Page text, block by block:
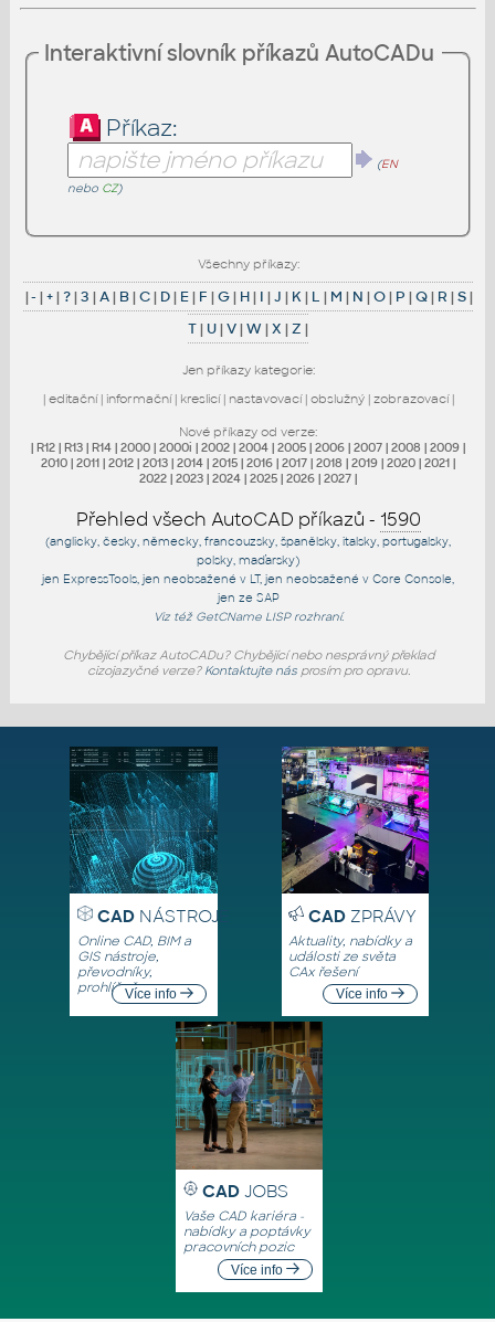
Interaktivní slovník příkazů AutoCADu
Příkaz:
(EN
nebo CZ)
Všechny příkazy:
|- |+|?|3 |A| B|C| D| E| F |G| H| I |J | K| L | M | N |O| P |Q| R |S|
T| U|V|W|X |Z |
Jen příkazy kategorie:
| editační| informační| kreslicí| nastavovací| obslužný| zobrazovací|
Nové příkazy od verze:
| R12 | R13 | R14 | 2000 | 2000i | 2002 | 2004 | 2005 | 2006 | 2007 | 2008 | 2009 |
2010 | 2011 | 2012 | 2013 | 2014 | 2015 | 2016 | 2017 | 2018 | 2019 | 2020 | 2021 |
2022 | 2023 | 2024 | 2025 | 2026 | 2027 |
Přehled všech AutoCAD příkazů - 1590
(anglicky, česky, německy, francouzsky, španělsky, italsky, portugalsky,
polsky, maďarsky)
jen ExpressTools , jen neobsažené v LT, jen neobsažené v Core Console
jen ze SAP
Viz též GetCNameLISP rozhraní.
Chybějící příkaz AutoCADu? Chybějící nebo nesprávný překlad
cizojazyčné verze? Kontaktujte násprosím pro opravu.
CADNÁSTROJE
Online CAD, BIM a
GIS nástroje,
převodníky,
prohlížečeVíce info
CADZPRÁVY
Aktuality, nabídky a
události ze světa
CAx řešení
Více info
CAD JOBS
Vaše CAD kariéra -
nabídky a poptávky
pracovních pozic
Více info